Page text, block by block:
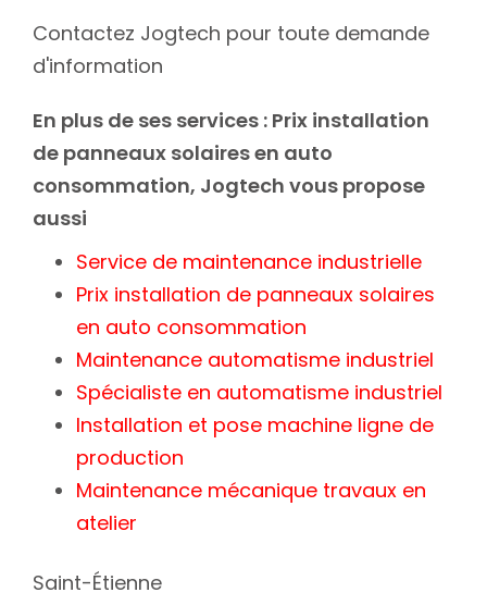
Contactez Jogtech pour toute demande
d'information
En plus de ses services : Prix installation
de panneaux solaires en auto
consommation, Jogtech vous propose
aussi
Service de maintenance industrielle
Prix installation de panneaux solaires
en auto consommation
Maintenance automatisme industriel
Spécialiste en automatisme industriel
Installation et pose machine ligne de
production
Maintenance mécanique travaux en
atelier
Saint-Étienne